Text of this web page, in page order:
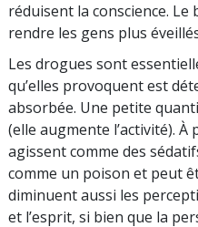
réduisent la conscience. Le
rendre les gens plus
Les drogues sont
qu’elles provoquent est
absorbée. Une petite
(elle augmente l’activité).
agissent comme des
comme un poison et peut
diminuent aussi les
et l’esprit, si bien que la